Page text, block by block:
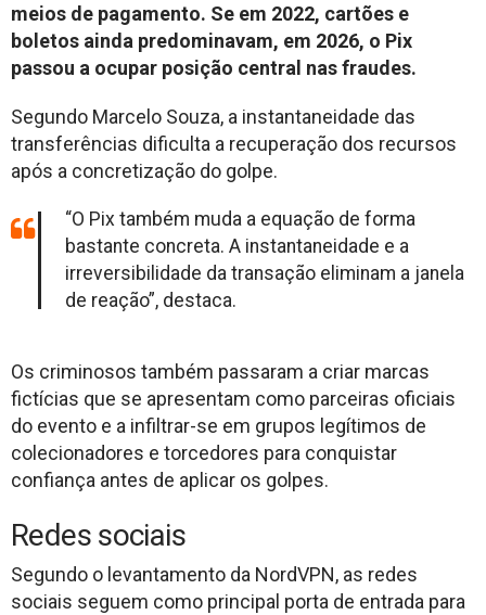
meios de pagamento. Se em 2022, cartões e
boletos ainda predominavam, em 2026, o Pix
passou a ocupar posição central nas fraudes.
Segundo Marcelo Souza, a instantaneidade das
transferências dificulta a recuperação dos recursos
após a concretização do golpe.
“O Pix também muda a equação de forma
bastante concreta. A instantaneidade e a
irreversibilidade da transação eliminam a janela
de reação”, destaca.
Os criminosos também passaram a criar marcas
fictícias que se apresentam como parceiras oficiais
do evento e a infiltrar-se em grupos legítimos de
colecionadores e torcedores para conquistar
confiança antes de aplicar os golpes.
Redes sociais
Segundo o levantamento da NordVPN, as redes
sociais seguem como principal porta de entrada para